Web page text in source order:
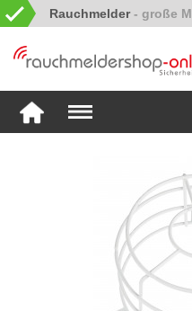
Rauchmelder